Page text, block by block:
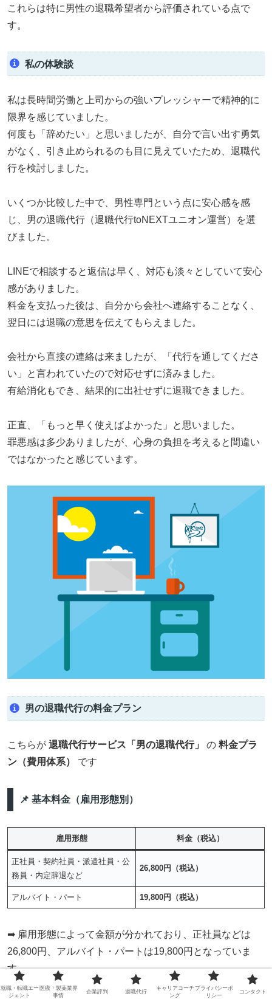
これらは特に男性の退職希望者から評価されている点で
す。
私の体験談
私は長時間労働と上司からの強いプレッシャーで精神的に
限界を感じていました。
何度も「辞めたい」と思いましたが、自分で言い出す勇気
がなく、引き止められるのも目に見えていたため、退職代
行を検討しました。
いくつか比較した中で、男性専門という点に安心感を感
じ、男の退職代行（退職代行toNEXTユニオン運営）を選
びました。
LINEで相談すると返信は早く、対応も淡々としていて安心
感がありました。
料金を支払った後は、自分から会社へ連絡することなく、
翌日には退職の意思を伝えてもらえました。
会社から直接の連絡は来ましたが、「代行を通してくださ
い」と言われていたので対応せずに済みました。
有給消化もでき、結果的に出社せずに退職できました。
正直、「もっと早く使えばよかった」と思いました。
罪悪感は多少ありましたが、心身の負担を考えると間違い
ではなかったと感じています。
男の退職代行の料金プラン
こちらが 退職代行サービス「男の退職代行」 の 料金プラ
ン（費用体系）
です
📌 基本料金（雇用形態別）
雇用形態 料金（税込）
正社員・契約社員・派遣社員・公
務員・内定辞退など
26,800円（税込）
アルバイト・パート 19,800円（税込）
➡ 雇用形態によって金額が分かれており、正社員などは
26,800円、アルバイト・パートは19,800円となっていま
す。
就職・転職エー
ジェント
医療・製薬業界
事情
企業評判 退職代行
キャリアコーチ
ング
プライバシーポ
リシー
コンタクト